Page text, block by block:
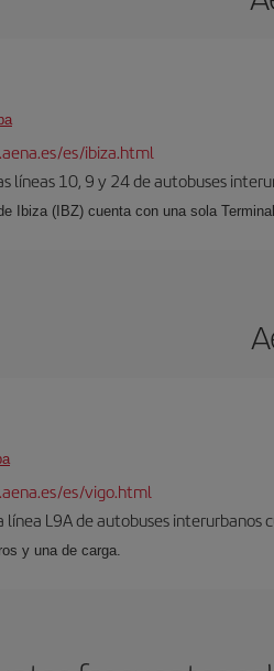
es/ibiza.html
líneas 10, 9 y 24 de autobuses
Ibiza (IBZ) cuenta con una sola
es/vigo.html
línea L9A de autobuses
y una de carga.